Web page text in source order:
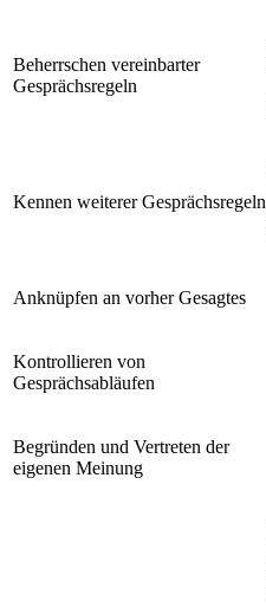
Beherrschen vereinbarter
Gesprächsregeln
Kennen weiterer Gesprächsregeln
Anknüpfen an vorher Gesagtes
Kontrollieren von
Gesprächsabläufen
Begründen und Vertreten der
eigenen Meinung